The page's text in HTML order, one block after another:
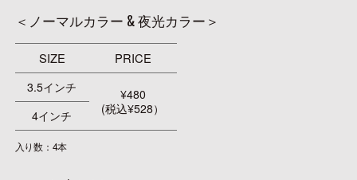
＜ノーマルカラー & 夜光カラー＞
SIZE PRICE
3.5インチ
¥480
(税込¥528）
4インチ
入り数：4本